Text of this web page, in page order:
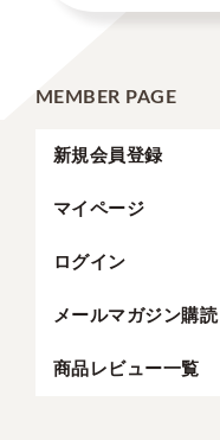
MEMBER PAGE
新規会員登録
マイページ
ログイン
メールマガジン購読
商品レビュー一覧